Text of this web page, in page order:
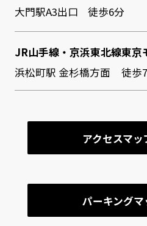
大門駅A3出口
徒歩6分
JR山手線・京浜東北線東京
浜松町駅 金杉橋方面
徒歩
アクセスマッ
パーキングマ